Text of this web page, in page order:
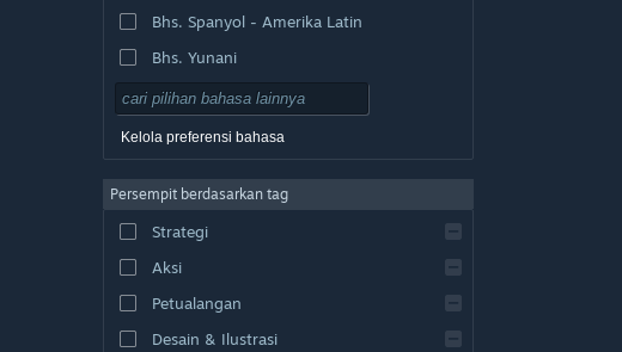
Bhs. Spanyol - Amerika Latin
Bhs. Yunani
Kelola preferensi bahasa
Persempit berdasarkan tag
Strategi
Aksi
Petualangan
Desain & Ilustrasi